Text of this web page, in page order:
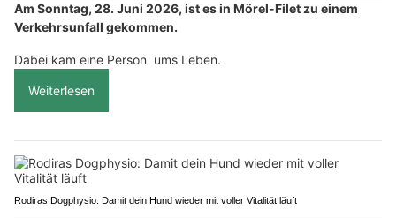
Am Sonntag, 28. Juni 2026, ist es in Mörel-Filet zu einem
Verkehrsunfall gekommen.
Dabei kam eine Person ums Leben.
Weiterlesen
Rodiras Dogphysio: Damit dein Hund wieder mit voller Vitalität läuft